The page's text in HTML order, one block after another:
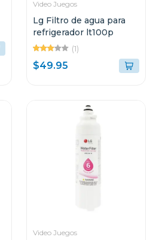
Video Juegos
Lg Filtro de agua para
refrigerador lt100p
(1)
$49.95
Video Juegos